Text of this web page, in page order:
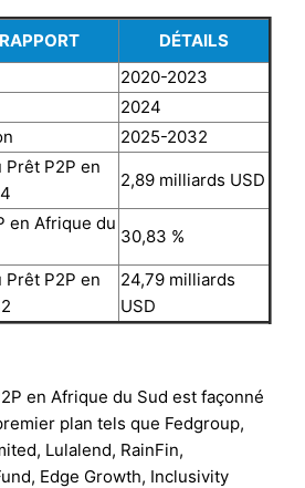
DÉTAILS
2020-2023
2024
2025-2032
Prêt P2P en
2,89 milliards USD
en Afrique du
30,83 %
Prêt P2P en
24,79 milliards
USD
en Afrique du Sud est façonné
plan tels que Fedgroup,
Lulalend, RainFin,
Edge Growth, Inclusivity